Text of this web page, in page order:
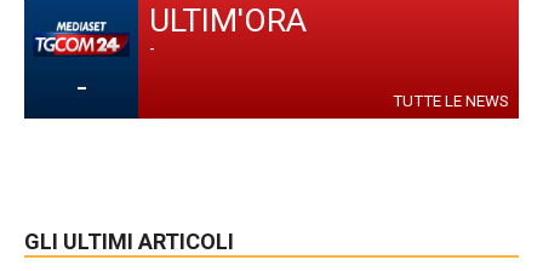
-
ULTIM'ORA
-
TUTTE LE NEWS
GLI ULTIMI ARTICOLI